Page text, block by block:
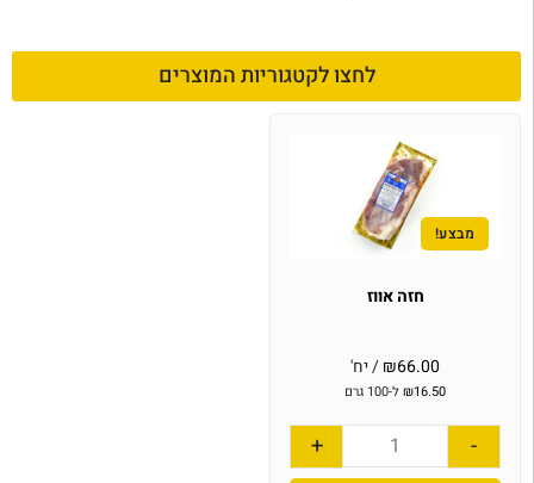
לחצו לקטגוריות המוצרים
מבצע!
חזה אווז
₪66.00 / יח'
₪16.50 ל-100 גרם
-
+